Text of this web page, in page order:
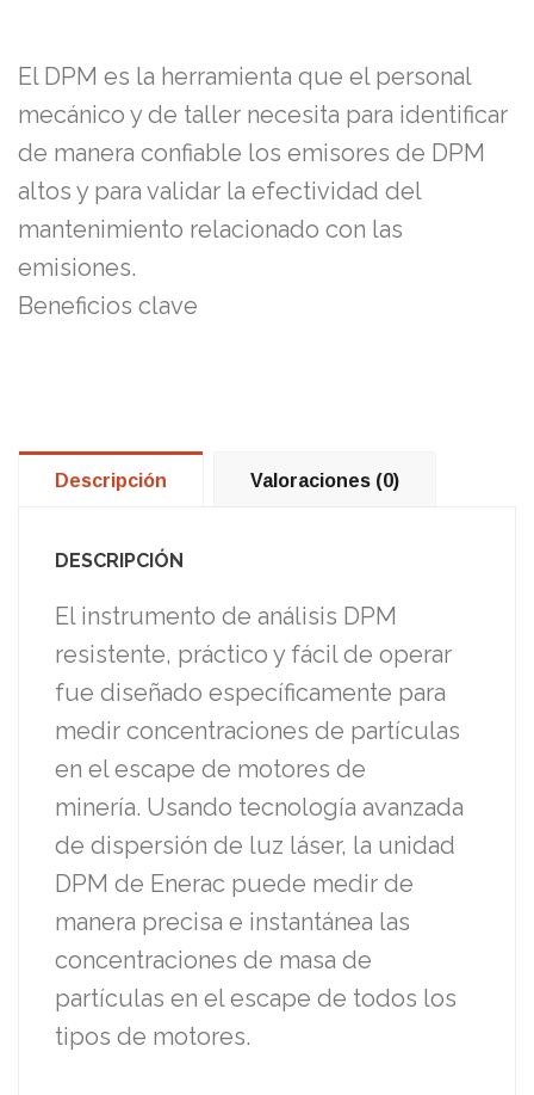
El DPM es la herramienta que el personal
mecánico y de taller necesita para identificar
de manera confiable los emisores de DPM
altos y para validar la efectividad del
mantenimiento relacionado con las
emisiones.
Beneficios clave
Descripción Valoraciones (0)
DESCRIPCIÓN
El instrumento de análisis DPM
resistente, práctico y fácil de operar
fue diseñado específicamente para
medir concentraciones de partículas
en el escape de motores de
minería. Usando tecnología avanzada
de dispersión de luz láser, la unidad
DPM de Enerac puede medir de
manera precisa e instantánea las
concentraciones de masa de
partículas en el escape de todos los
tipos de motores.